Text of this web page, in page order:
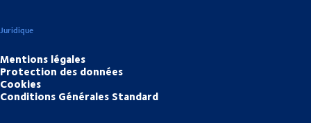
Juridique
Mentions légales
Protection des données
Cookies
Conditions Générales Standard